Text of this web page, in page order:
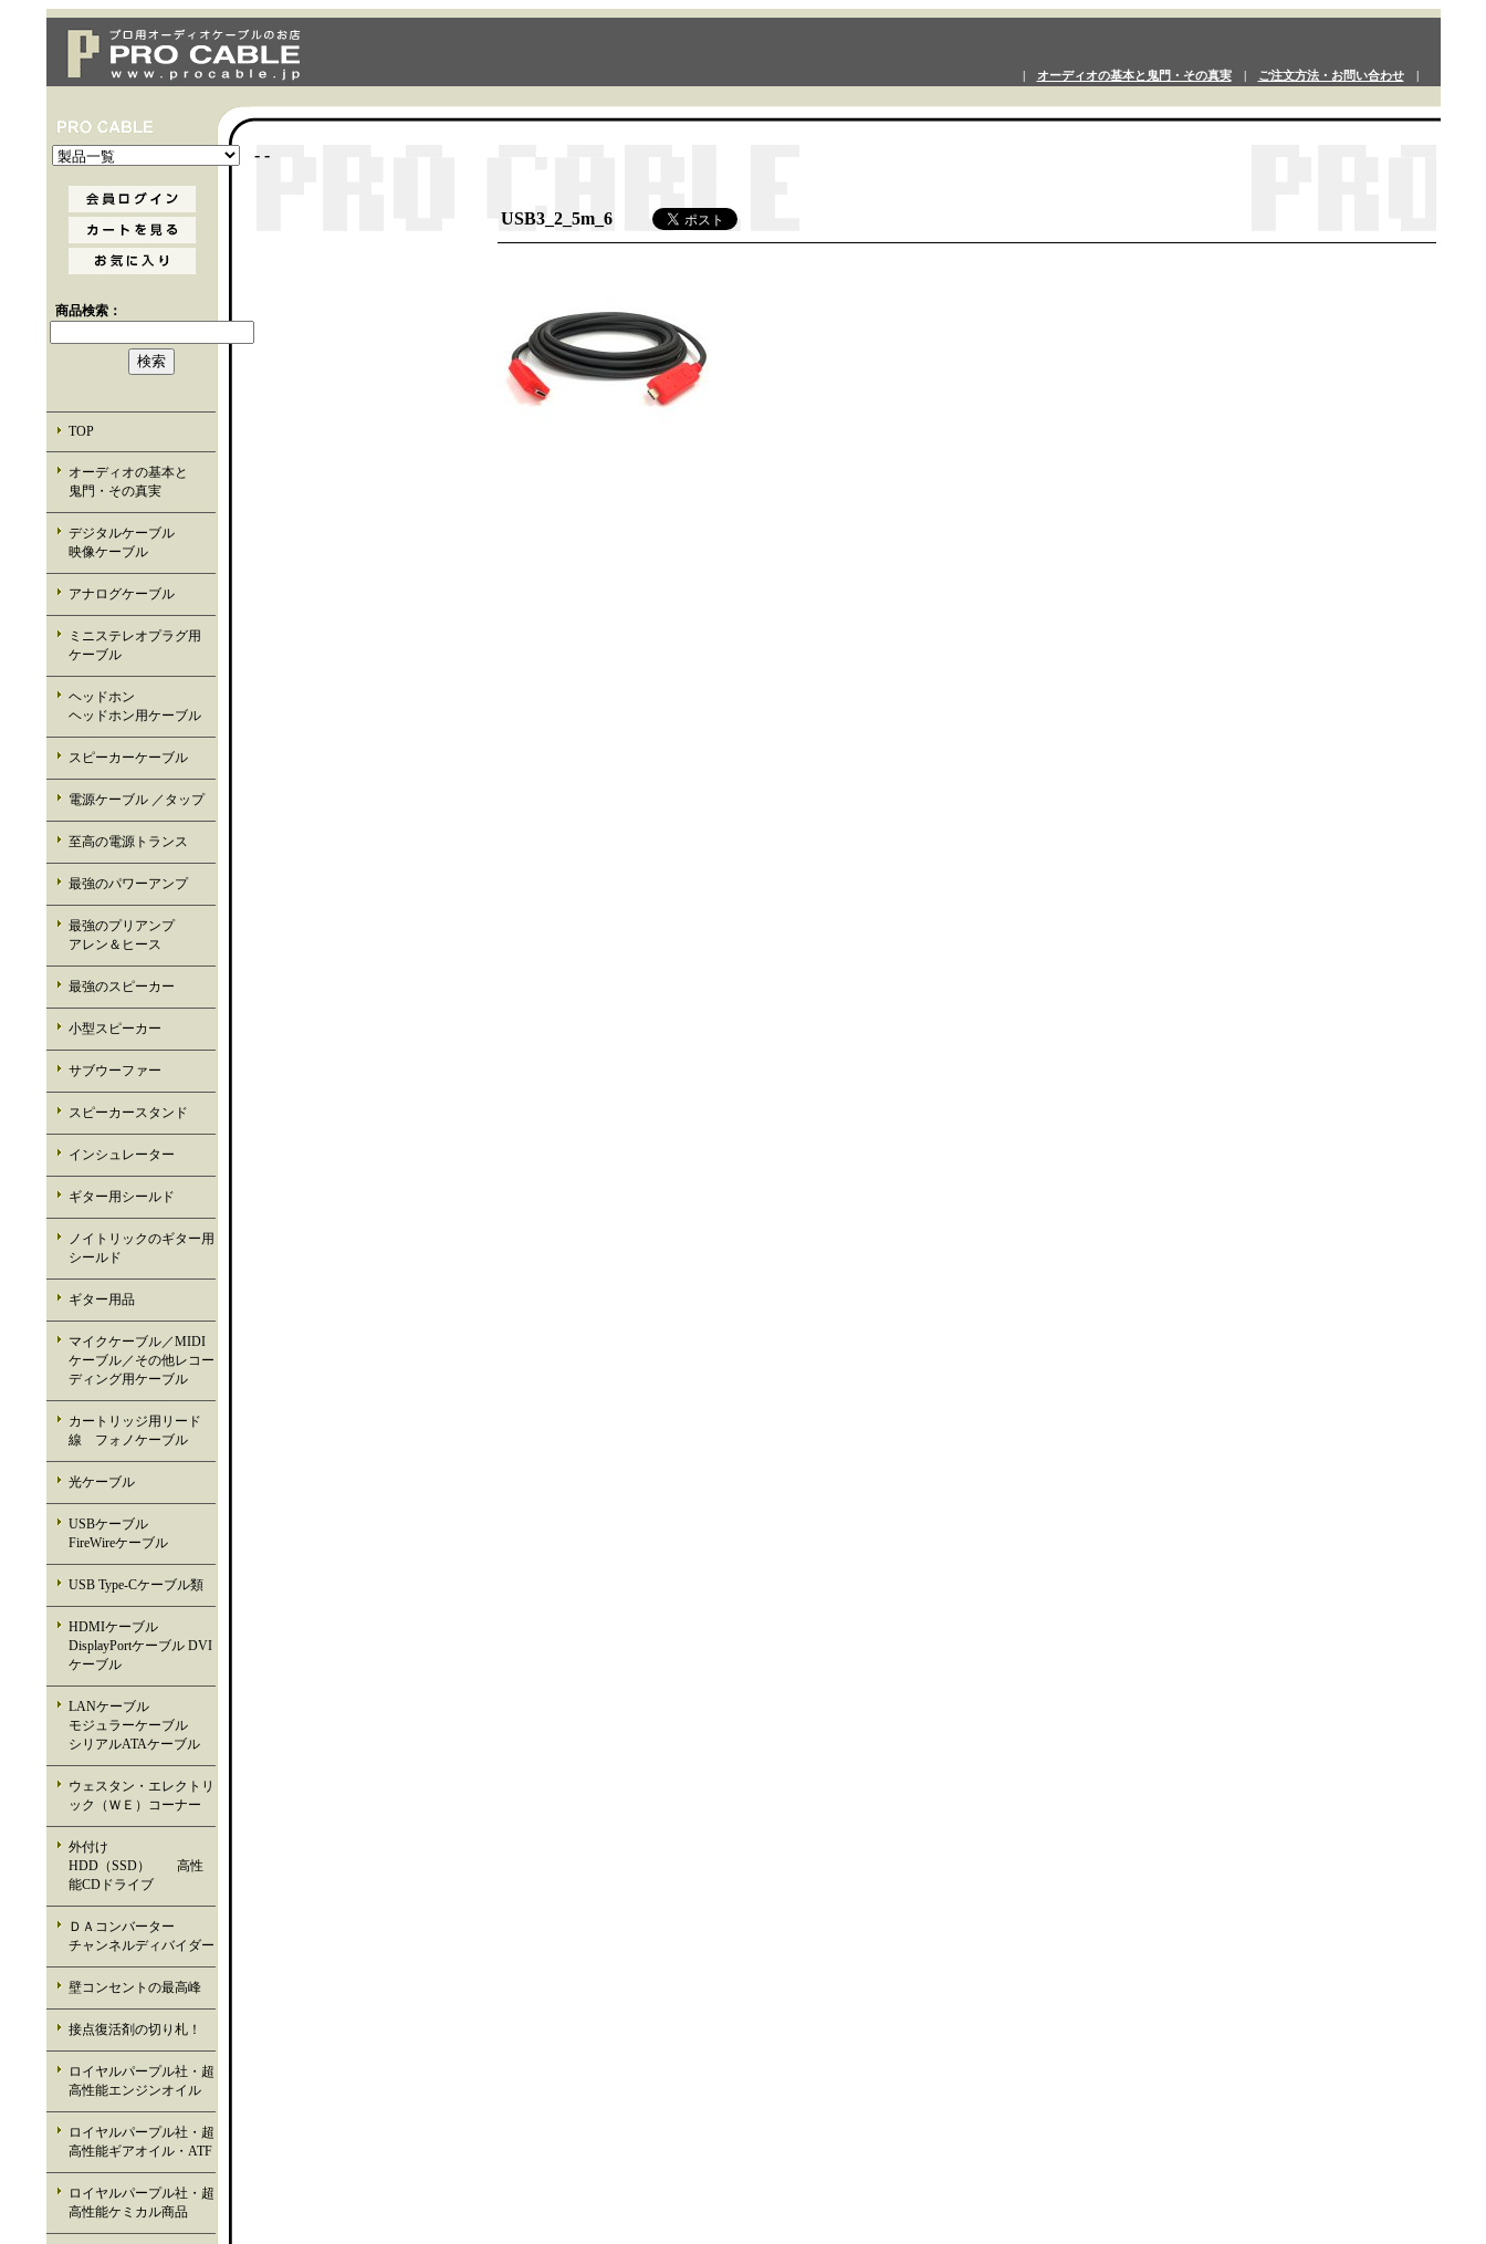
オーディオの基本と鬼門・その真実| ご注文方法・お問い合わせ|
商品検索：
TOP
オーディオの基本と
鬼門・その真実
デジタルケーブル
映像ケーブル
アナログケーブル
ミニステレオプラグ用
ケーブル
ヘッドホン
ヘッドホン用ケーブル
スピーカーケーブル
電源ケーブル ／タップ
至高の電源トランス
最強のパワーアンプ
最強のプリアンプ
アレン＆ヒース
最強のスピーカー
小型スピーカー
サブウーファー
スピーカースタンド
インシュレーター
ギター用シールド
ノイトリックのギター用
シールド
ギター用品
マイクケーブル／MIDI
ケーブル／その他レコー
ディング用ケーブル
カートリッジ用リード
線 フォノケーブル
光ケーブル
USBケーブル
FireWireケーブル
USB Type-Cケーブル類
HDMIケーブル
DisplayPortケーブル DVI
ケーブル
LANケーブル
モジュラーケーブル
シリアルATAケーブル
ウェスタン・エレクトリ
ック（ＷＥ）コーナー
外付け
HDD（SSD） 高性
能CDドライブ
ＤＡコンバーター
チャンネルディバイダー
壁コンセントの最高峰
接点復活剤の切り札！
ロイヤルパープル社・超
高性能エンジンオイル
ロイヤルパープル社・超
高性能ギアオイル・ATF
ロイヤルパープル社・超
高性能ケミカル商品
- -
USB3_2_5m_6